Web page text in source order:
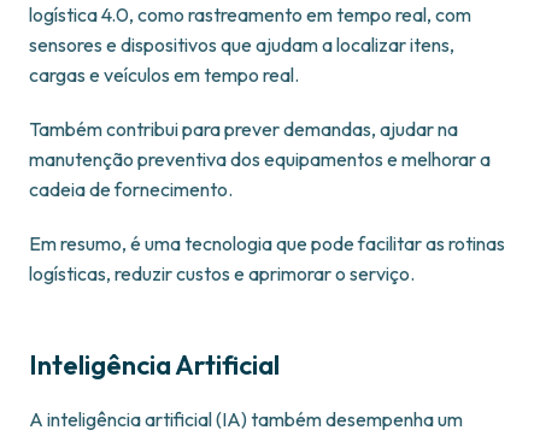
logística 4.0, como rastreamento em tempo real, com
sensores e dispositivos que ajudam a localizar itens,
cargas e veículos em tempo real.
Também contribui para prever demandas, ajudar na
manutenção preventiva dos equipamentos e melhorar a
cadeia de fornecimento.
Em resumo, é uma tecnologia que pode facilitar as rotinas
logísticas, reduzir custos e aprimorar o serviço.
Inteligência Artificial
A inteligência artificial (IA) também desempenha um